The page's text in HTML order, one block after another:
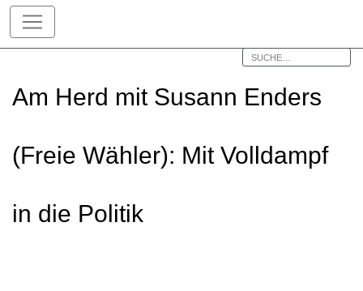
Am Herd mit Susann Enders
(Freie Wähler): Mit Volldampf
in die Politik